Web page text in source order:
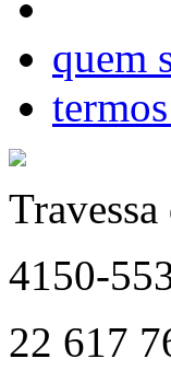
quem
4150-
22 617